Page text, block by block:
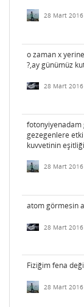
28 Mart 2016
o zaman x
?,ay günümüz
28 Mart 2016
fotonyiyenadam
gezegenlere
kuvvetinin
28 Mart 2016
atom görmesin
28 Mart 2016
Fiziğim fena
28 Mart 2016